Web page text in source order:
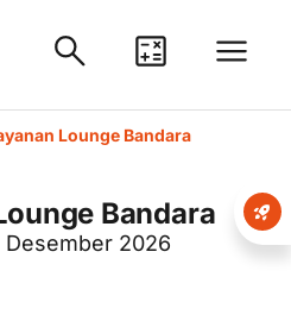
Lounge Bandara
Bandara
Desember 2026